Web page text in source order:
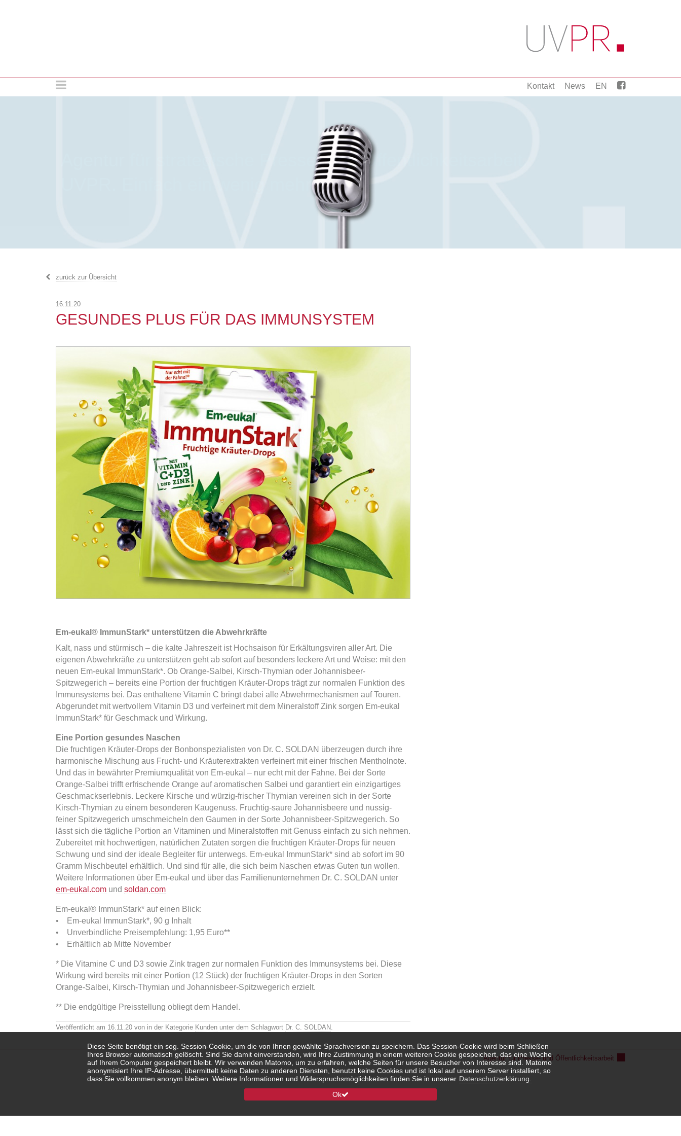
Kontakt News EN
Agentur für strategische Presse- und Öffentlichkeitsarbeit.
UVPR. Einfach ein wenig mehr.
zurück zur Übersicht
16.11.20
GESUNDES PLUS FÜR DAS IMMUNSYSTEM
Em-eukal® ImmunStark* unterstützen die Abwehrkräfte
Kalt, nass und stürmisch – die kalte Jahreszeit ist Hochsaison für Erkältungsviren aller Art. Die
eigenen Abwehrkräfte zu unterstützen geht ab sofort auf besonders leckere Art und Weise: mit den
neuen Em-eukal ImmunStark*. Ob Orange-Salbei, Kirsch-Thymian oder Johannisbeer-
Spitzwegerich – bereits eine Portion der fruchtigen Kräuter-Drops trägt zur normalen Funktion des
Immunsystems bei. Das enthaltene Vitamin C bringt dabei alle Abwehrmechanismen auf Touren.
Abgerundet mit wertvollem Vitamin D3 und verfeinert mit dem Mineralstoff Zink sorgen Em-eukal
ImmunStark* für Geschmack und Wirkung.
Eine Portion gesundes Naschen
Die fruchtigen Kräuter-Drops der Bonbonspezialisten von Dr. C. SOLDAN überzeugen durch ihre
harmonische Mischung aus Frucht- und Kräuterextrakten verfeinert mit einer frischen Mentholnote.
Und das in bewährter Premiumqualität von Em-eukal – nur echt mit der Fahne. Bei der Sorte
Orange-Salbei trifft erfrischende Orange auf aromatischen Salbei und garantiert ein einzigartiges
Geschmackserlebnis. Leckere Kirsche und würzig-frischer Thymian vereinen sich in der Sorte
Kirsch-Thymian zu einem besonderen Kaugenuss. Fruchtig-saure Johannisbeere und nussig-
feiner Spitzwegerich umschmeicheln den Gaumen in der Sorte Johannisbeer-Spitzwegerich. So
lässt sich die tägliche Portion an Vitaminen und Mineralstoffen mit Genuss einfach zu sich nehmen.
Zubereitet mit hochwertigen, natürlichen Zutaten sorgen die fruchtigen Kräuter-Drops für neuen
Schwung und sind der ideale Begleiter für unterwegs. Em-eukal ImmunStark* sind ab sofort im 90
Gramm Mischbeutel erhältlich. Und sind für alle, die sich beim Naschen etwas Guten tun wollen.
Weitere Informationen über Em-eukal und über das Familienunternehmen Dr. C. SOLDAN unter
em-eukal.com und soldan.com
Em-eukal® ImmunStark* auf einen Blick:
• Em-eukal ImmunStark*, 90 g Inhalt
• Unverbindliche Preisempfehlung: 1,95 Euro**
• Erhältlich ab Mitte November
* Die Vitamine C und D3 sowie Zink tragen zur normalen Funktion des Immunsystems bei. Diese
Wirkung wird bereits mit einer Portion (12 Stück) der fruchtigen Kräuter-Drops in den Sorten
Orange-Salbei, Kirsch-Thymian und Johannisbeer-Spitzwegerich erzielt.
** Die endgültige Preisstellung obliegt dem Handel.
Veröffentlicht am 16.11.20 von in der Kategorie Kunden unter dem Schlagwort Dr. C. SOLDAN
Agentur für Presse- und Öffentlichkeitsarbeit
Diese Seite benötigt ein sog. Session-Cookie, um die von Ihnen gewählte Sprachversion zu speichern. Das Session-Cookie wird beim Schließen
Ihres Browser automatisch gelöscht. Sind Sie damit einverstanden, wird Ihre Zustimmung in einem weiteren Cookie gespeichert, das eine Woche
auf Ihrem Computer gespeichert bleibt. Wir verwenden Matomo, um zu erfahren, welche Seiten für unsere Besucher von Interesse sind. Matomo
anonymisiert Ihre IP-Adresse, übermittelt keine Daten zu anderen Diensten, benutzt keine Cookies und ist lokal auf unserem Server installiert, so
dass Sie vollkommen anonym bleiben. Weitere Informationen und Widerspruchsmöglichkeiten finden Sie in unserer Datenschutzerklärung.
Ok